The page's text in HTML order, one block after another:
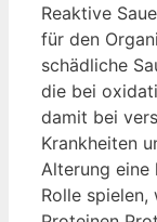
Reaktive
für den
schädliche
die bei
damit bei
Krankheiten
Alterung eine
Rolle